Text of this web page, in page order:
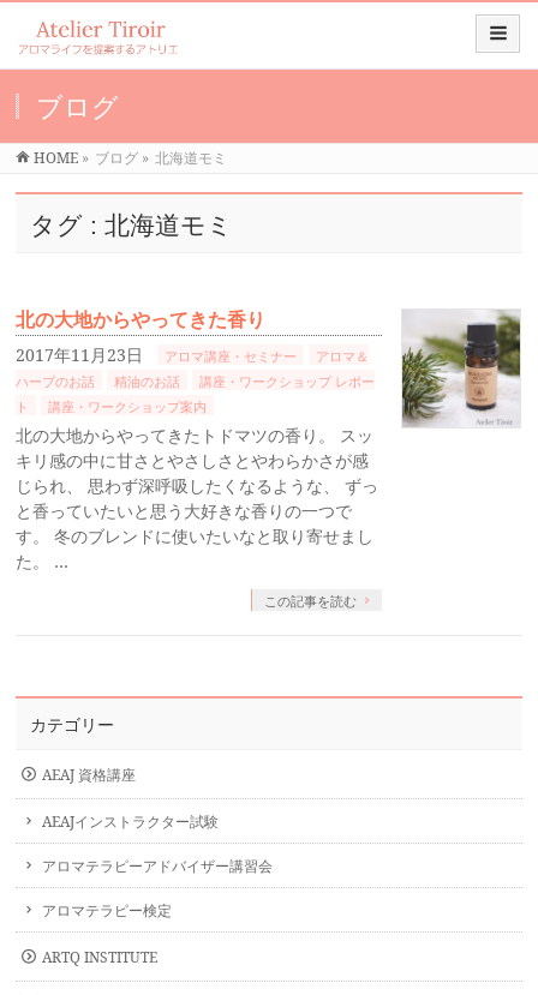
ブログ
HOME » ブログ » 北海道モミ
タグ : 北海道モミ
北の大地からやってきた香り
2017年11月23日 アロマ講座・セミナー
アロマ＆
ハーブのお話
精油のお話
講座・ワークショップ レポー
ト
講座・ワークショップ案内
北の大地からやってきたトドマツの香り。 スッ
キリ感の中に甘さとやさしさとやわらかさが感
じられ、 思わず深呼吸したくなるような、 ずっ
と香っていたいと思う大好きな香りの一つで
す。 冬のブレンドに使いたいなと取り寄せまし
た。 …
この記事を読む
カテゴリー
AEAJ 資格講座
AEAJインストラクター試験
アロマテラピーアドバイザー講習会
アロマテラピー検定
ARTQ INSTITUTE